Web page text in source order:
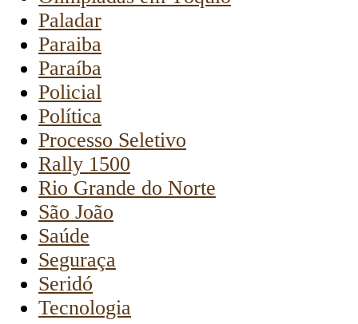
Paladar
Paraiba
Paraíba
Policial
Política
Processo Seletivo
Rally 1500
Rio Grande do Norte
São João
Saúde
Seguraça
Seridó
Tecnologia